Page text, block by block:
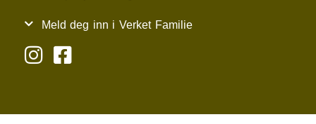
Meld deg inn i Verket Familie